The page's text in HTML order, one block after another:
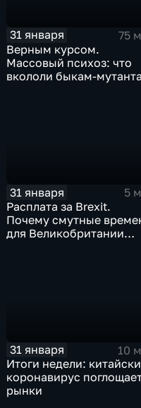
31 января
75
Верным курсом.
Массовый психоз: что
вкололи быкам-
31 января
5
Расплата за Brexit.
Почему смутные
для Великобритании
31 января
10
Итоги недели:
коронавирус
рынки